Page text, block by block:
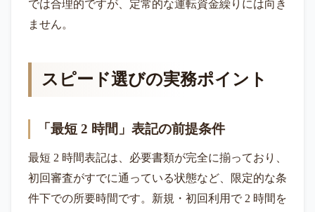
では合理的ですが、定常的な運転資金繰りには向き
ません。
スピード選びの実務ポイント
「最短 2 時間」表記の前提条件
最短 2 時間表記は、必要書類が完全に揃っており、
初回審査がすでに通っている状態など、限定的な条
件下での所要時間です。新規・初回利用で 2 時間を